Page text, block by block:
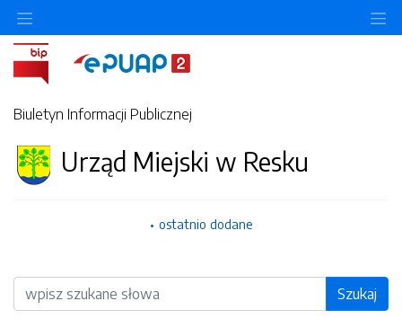
Biuletyn Informacji Publicznej
Urząd Miejski w Resku
ostatnio dodane
Wyszukiwarka Szukaj